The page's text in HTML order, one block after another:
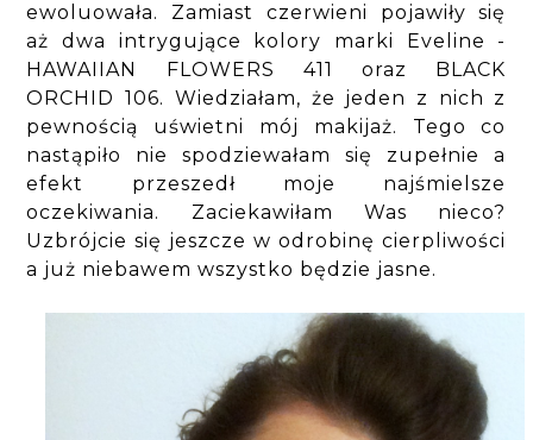
ewoluowała. Zamiast czerwieni pojawiły się
aż dwa intrygujące kolory marki Eveline -
HAWAIIAN FLOWERS 411 oraz BLACK
ORCHID 106. Wiedziałam, że jeden z nich z
pewnością uświetni mój makijaż. Tego co
nastąpiło nie spodziewałam się zupełnie a
efekt przeszedł moje najśmielsze
oczekiwania. Zaciekawiłam Was nieco?
Uzbrójcie się jeszcze w odrobinę cierpliwości
a już niebawem wszystko będzie jasne.